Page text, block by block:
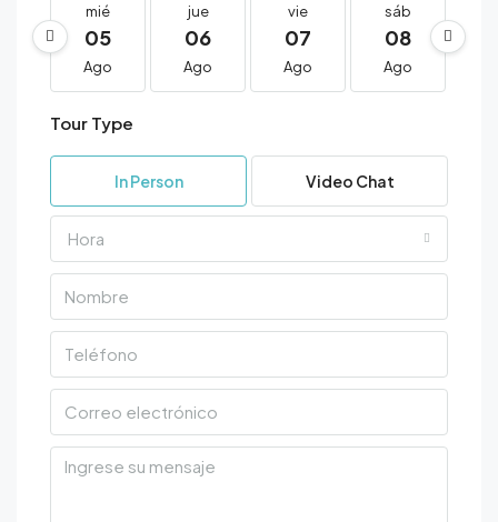
mié
05
Ago
jue
06
Ago
vie
07
Ago
sáb
08
Ago
Tour Type
In Person Video Chat
Hora